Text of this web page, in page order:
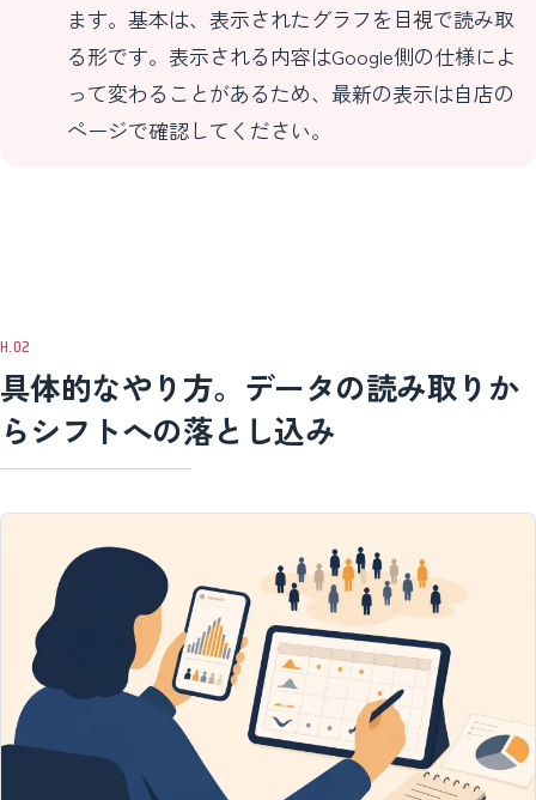
ます。基本は、表示されたグラフを目視で読み取
る形です。表示される内容はGoogle側の仕様によ
って変わることがあるため、最新の表示は自店の
ページで確認してください。
具体的なやり方。データの読み取りか
らシフトへの落とし込み